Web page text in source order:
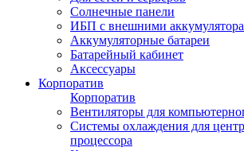
Солнечные панели
ИБП с внешними
Аккумуляторные батареи
Батарейный кабинет
Аксессуары
Корпоратив
Корпоратив
Вентиляторы для
Системы охлаждения для
процессора